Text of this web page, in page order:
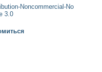
Noncommercial-No
3.0